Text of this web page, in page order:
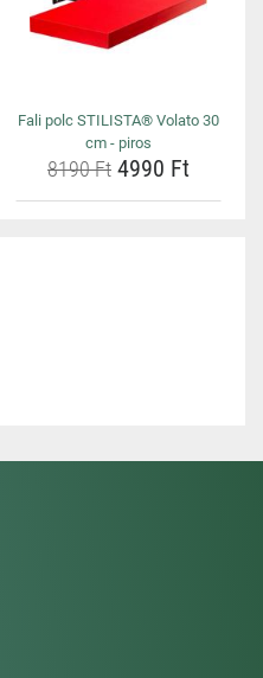
Fali polc STILISTA® Volato 30
cm - piros
8190 Ft 4990 Ft